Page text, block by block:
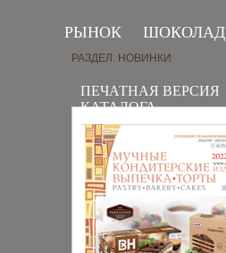
РЫНОК ШОКОЛАД
ПЕЧАТНАЯ ВЕРСИЯ
КАТАЛОГА
РАЗДЕЛ: НОВИНКИ